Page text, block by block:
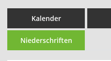
Kalender
Niederschriften